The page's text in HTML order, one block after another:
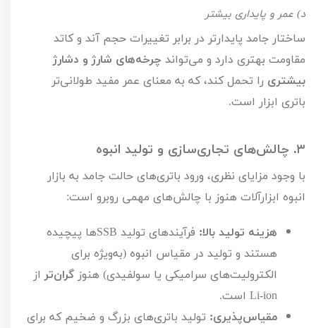
د) عمر و پایداری بیشتر
ساختار جامد پایدارتر در برابر تغییرات حجم آند و کاتد
مقاومت بهتری دارد و می‌تواند چرخه‌های شارژ و دشارژ
بیشتری را تحمل کند، که به معنای عمر مفید طولانی‌تر
باتری ابزار است.
۳. چالش‌های تجاری‌سازی و تولید انبوه
با وجود مزایای نظری، ورود باتری‌های حالت جامد به بازار
انبوه ابزارآلات هنوز با چالش‌های مهمی روبرو است:
هزینه تولید بالا: فرآیندهای تولید SSBها پیچیده
هستند و تولید در مقیاس انبوه (به‌ویژه برای
الکترولیت‌های سرامیکی یا سولفیدی) هنوز گران‌تر از
Li-ion است.
مقیاس‌پذیری: تولید باتری‌های بزرگ و ضخیم که برای